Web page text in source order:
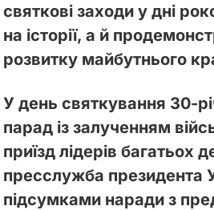
святкові заходи у дні
на історії, а й
розвитку майбутнього
У день святкування 30-
парад із залученням
приїзд лідерів
пресслужба президента
підсумками наради з